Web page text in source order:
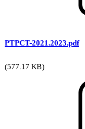
PTPCT-2021.2023.pdf
(577.17 KB)